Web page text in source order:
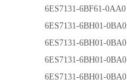
6ES7131-6BF61-0AA0
6ES7131-6BH01-0BA0
6ES7131-6BH01-0BA0
6ES7131-6BH01-0BA0
6ES7131-6BH01-0BA0